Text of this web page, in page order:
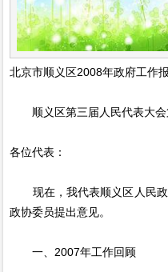
北京市顺义区2008年政府工作
顺义区第三届人民代表大
各位代表：
现在，我代表顺义区人民政
政协委员提出意见。
一、2007年工作回顾